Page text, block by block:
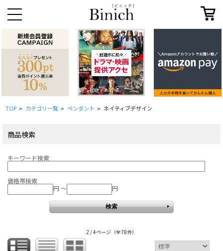
TOP > カテゴリ一覧 > ペンダント > ネイティブデザイン
商品検索
キーワード検索
価格帯検索
円 ～
円
2 / 4ページ （全78件）